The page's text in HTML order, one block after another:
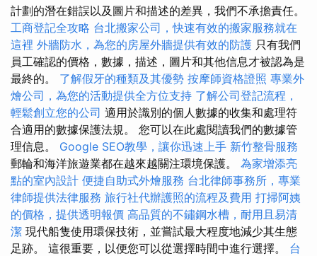
計劃的潛在錯誤以及圖片和描述的差異，我們不承擔責任。
工商登記全攻略 台北搬家公司，快速有效的搬家服務就在
這裡 外牆防水，為您的房屋外牆提供有效的防護 只有我們
員工確認的價格，數據，描述，圖片和其他信息才被認為是
最終的。 了解假牙的種類及其優勢 按摩師資格證照 專業外
燴公司，為您的活動提供全方位支持 了解公司登記流程，
輕鬆創立您的公司 適用於識別的個人數據的收集和處理符
合適用的數據保護法規。 您可以在此處閱讀我們的數據管
理信息。 Google SEO教學，讓你迅速上手 新竹整骨服務
郵輪和海洋旅遊業都在越來越關注環境保護。 為家增添亮
點的室內設計 便捷自助式外燴服務 台北律師事務所，專業
律師提供法律服務 旅行社代辦護照的流程及費用 打掃阿姨
的價格，提供透明報價 高品質的不鏽鋼水槽，耐用且易清
潔 現代船隻使用環保技術，並嘗試最大程度地減少其生態
足跡。 這很重要，以便您可以從選擇時間中進行選擇。 台